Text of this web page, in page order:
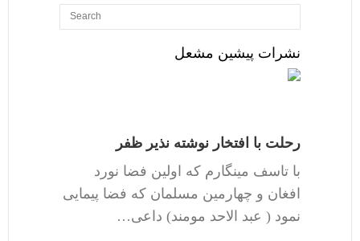
نشرات پیشین مشعل
رحلت با افتخار نوشته نذیر ظفر
با تاسف مینگارم که اولین فضا نورد
افغان و چهارمین مسلمان که فضا پیمایی
نمود ( عبد الاحد مومند) داعی…